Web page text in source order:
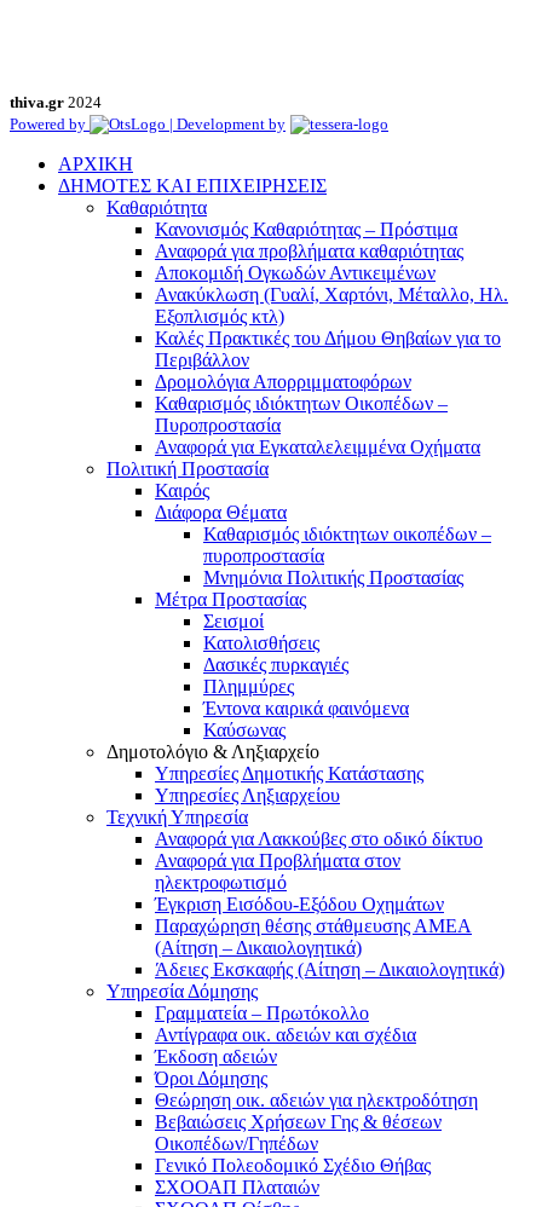
thiva.gr 2024
Powered by
| Development by
ΑΡΧΙΚΗ
ΔΗΜΟΤΕΣ ΚΑΙ ΕΠΙΧΕΙΡΗΣΕΙΣ
Καθαριότητα
Κανονισμός Καθαριότητας – Πρόστιμα
Αναφορά για προβλήματα καθαριότητας
Αποκομιδή Ογκωδών Αντικειμένων
Ανακύκλωση (Γυαλί, Χαρτόνι, Μέταλλο, Ηλ.
Εξοπλισμός κτλ)
Καλές Πρακτικές του Δήμου Θηβαίων για το
Περιβάλλον
Δρομολόγια Απορριμματοφόρων
Καθαρισμός ιδιόκτητων Οικοπέδων –
Πυροπροστασία
Αναφορά για Εγκαταλελειμμένα Οχήματα
Πολιτική Προστασία
Καιρός
Διάφορα Θέματα
Καθαρισμός ιδιόκτητων οικοπέδων –
πυροπροστασία
Μνημόνια Πολιτικής Προστασίας
Μέτρα Προστασίας
Σεισμοί
Κατολισθήσεις
Δασικές πυρκαγιές
Πλημμύρες
Έντονα καιρικά φαινόμενα
Καύσωνας
Δημοτολόγιο & Ληξιαρχείο
Υπηρεσίες Δημοτικής Κατάστασης
Υπηρεσίες Ληξιαρχείου
Τεχνική Υπηρεσία
Αναφορά για Λακκούβες στο οδικό δίκτυο
Αναφορά για Προβλήματα στον
ηλεκτροφωτισμό
Έγκριση Εισόδου-Εξόδου Οχημάτων
Παραχώρηση θέσης στάθμευσης ΑΜΕΑ
(Αίτηση – Δικαιολογητικά)
Άδειες Εκσκαφής (Αίτηση – Δικαιολογητικά)
Υπηρεσία Δόμησης
Γραμματεία – Πρωτόκολλο
Αντίγραφα οικ. αδειών και σχέδια
Έκδοση αδειών
Όροι Δόμησης
Θεώρηση οικ. αδειών για ηλεκτροδότηση
Βεβαιώσεις Χρήσεων Γης & θέσεων
Οικοπέδων/Γηπέδων
Γενικό Πολεοδομικό Σχέδιο Θήβας
ΣΧΟΟΑΠ Πλαταιών